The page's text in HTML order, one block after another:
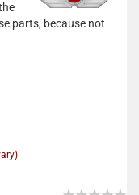
parts, because not